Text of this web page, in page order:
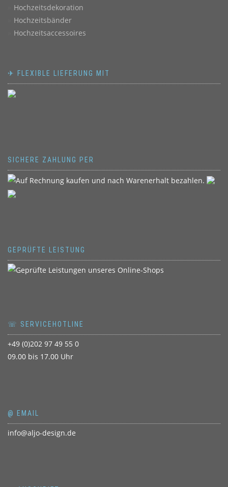
Hochzeitsdekoration
Hochzeitsbänder
Hochzeitsaccessoires
✈ FLEXIBLE LIEFERUNG MIT
SICHERE ZAHLUNG PER
GEPRÜFTE LEISTUNG
☏ SERVICEHOTLINE
+49 (0)202 97 49 55 0
09.00 bis 17.00 Uhr
@ EMAIL
info@aljo-design.de